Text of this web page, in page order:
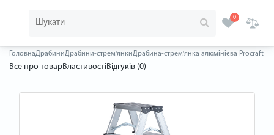
0
ГоловнаДрабиниДрабини-стрем'янкиДрабина-стрем'янка алюмінієва Procraft
Все про товарВластивостіВідгуків (0)